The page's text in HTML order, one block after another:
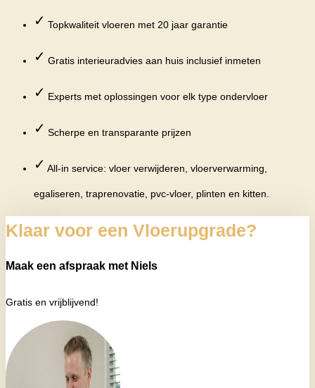
✓ Topkwaliteit vloeren met 20 jaar garantie
✓ Gratis interieuradvies aan huis inclusief inmeten
✓ Experts met oplossingen voor elk type ondervloer
✓ Scherpe en transparante prijzen
✓ All-in service: vloer verwijderen, vloerverwarming,
egaliseren, traprenovatie, pvc-vloer, plinten en kitten.
Klaar voor een Vloerupgrade?
Maak een afspraak met Niels
Gratis en vrijblijvend!